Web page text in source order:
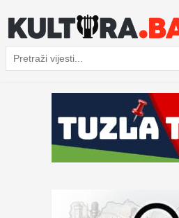
Pretraga